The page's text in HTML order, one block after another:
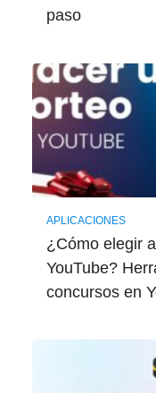
paso
APLICACIONES
¿Cómo elegir
YouTube?
concursos en